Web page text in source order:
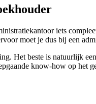
iets
moet je dus bij een
Het beste is natuurlijk
know-how op het